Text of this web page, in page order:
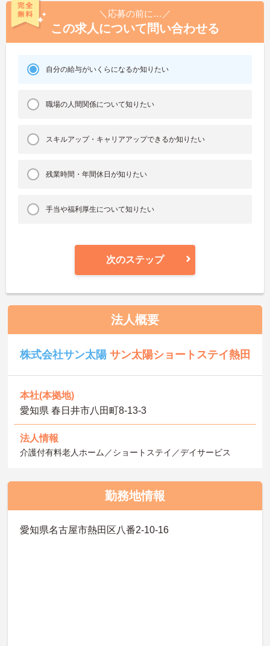
＼応募の前に…／
この求人について問い合わせる
自分の給与がいくらになるか知りたい
職場の人間関係について知りたい
スキルアップ・キャリアアップできるか知りたい
残業時間・年間休日が知りたい
手当や福利厚生について知りたい
次のステップ
法人概要
株式会社サン太陽サン太陽ショートステイ熱田
本社(本拠地)
愛知県 春日井市八田町8-13-3
法人情報
介護付有料老人ホーム／ショートステイ／デイサービス
勤務地情報
愛知県名古屋市熱田区八番2-10-16